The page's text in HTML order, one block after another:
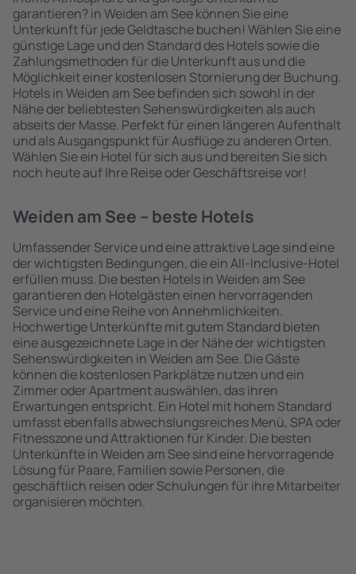
garantieren? in Weiden am See können Sie eine
Unterkunft für jede Geldtasche buchen! Wählen Sie eine
günstige Lage und den Standard des Hotels sowie die
Zahlungsmethoden für die Unterkunft aus und die
Möglichkeit einer kostenlosen Stornierung der Buchung.
Hotels in Weiden am See befinden sich sowohl in der
Nähe der beliebtesten Sehenswürdigkeiten als auch
abseits der Masse. Perfekt für einen längeren Aufenthalt
und als Ausgangspunkt für Ausflüge zu anderen Orten.
Wählen Sie ein Hotel für sich aus und bereiten Sie sich
noch heute auf Ihre Reise oder Geschäftsreise vor!
Weiden am See – beste Hotels
Umfassender Service und eine attraktive Lage sind eine
der wichtigsten Bedingungen, die ein All-Inclusive-Hotel
erfüllen muss. Die besten Hotels in Weiden am See
garantieren den Hotelgästen einen hervorragenden
Service und eine Reihe von Annehmlichkeiten.
Hochwertige Unterkünfte mit gutem Standard bieten
eine ausgezeichnete Lage in der Nähe der wichtigsten
Sehenswürdigkeiten in Weiden am See. Die Gäste
können die kostenlosen Parkplätze nutzen und ein
Zimmer oder Apartment auswählen, das ihren
Erwartungen entspricht. Ein Hotel mit hohem Standard
umfasst ebenfalls abwechslungsreiches Menü, SPA oder
Fitnesszone und Attraktionen für Kinder. Die besten
Unterkünfte in Weiden am See sind eine hervorragende
Lösung für Paare, Familien sowie Personen, die
geschäftlich reisen oder Schulungen für ihre Mitarbeiter
organisieren möchten.